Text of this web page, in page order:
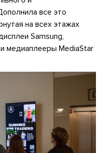
все это
на всех этажах
Samsung,
медиаплееры MediaStar